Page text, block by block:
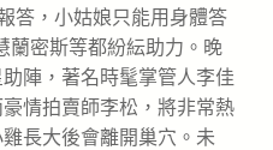
答，小姑娘只能用身體答
蘭密斯等都紛紜助力。晚
陣，著名時髦掌管人李佳
情拍賣師李松，將非常熱
長大後會離開巢穴。未